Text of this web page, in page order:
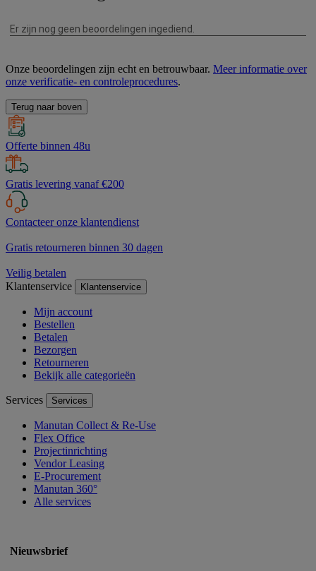
Onze beoordelingen zijn echt en betrouwbaar. Meer informatie over
onze verificatie- en controleprocedures.
Terug naar boven
Offerte binnen 48u
Gratis levering vanaf €200
Contacteer onze klantendienst
Gratis retourneren binnen 30 dagen
Veilig betalen
Klantenservice
Klantenservice
Mijn account
Bestellen
Betalen
Bezorgen
Retourneren
Bekijk alle categorieën
Services Services
Manutan Collect & Re-Use
Flex Office
Projectinrichting
Vendor Leasing
E-Procurement
Manutan 360°
Alle services
Nieuwsbrief